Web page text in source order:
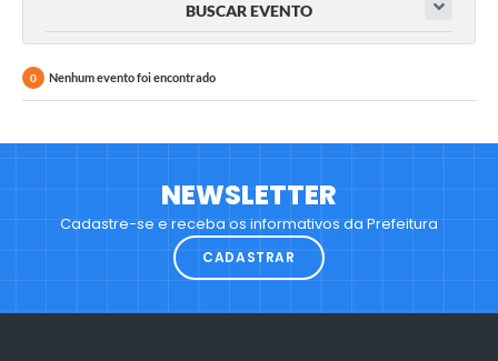
BUSCAR EVENTO
0 Nenhum evento foi encontrado
NEWSLETTER
Cadastre-se e receba os informativos da Prefeitura
CADASTRAR